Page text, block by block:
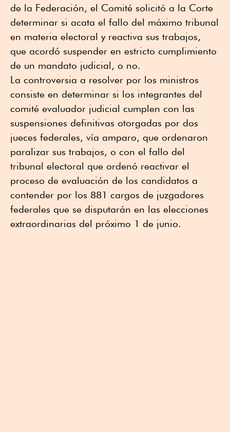
de la Federación, el Comité solicitó a la Corte
determinar si acata el fallo del máximo tribunal
en materia electoral y reactiva sus trabajos,
que acordó suspender en estricto cumplimiento
de un mandato judicial, o no.
La controversia a resolver por los ministros
consiste en determinar si los integrantes del
comité evaluador judicial cumplen con las
suspensiones definitivas otorgadas por dos
jueces federales, vía amparo, que ordenaron
paralizar sus trabajos, o con el fallo del
tribunal electoral que ordenó reactivar el
proceso de evaluación de los candidatos a
contender por los 881 cargos de juzgadores
federales que se disputarán en las elecciones
extraordinarias del próximo 1 de junio.